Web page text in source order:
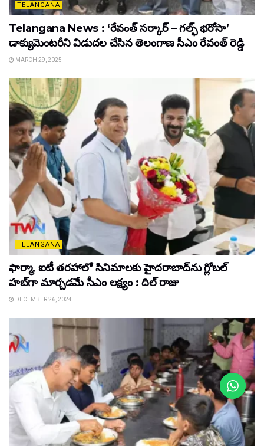
TELANGANA
Telangana News : ‘రేవంత్ సర్కార్ – గల్ఫ్ భరోసా’
డాక్యుమెంటరీని విడుదల చేసిన తెలంగాణ సీఎం రేవంత్ రెడ్డి
MARCH 29, 2025
TELANGANA
ఫార్మా, ఐటీ తరహాలో సినిమాలకు హైదరాబాద్‌ను గ్లోబల్
హబ్‌గా మార్చడమే సీఎం లక్ష్యం : దిల్ రాజు
DECEMBER 26, 2024